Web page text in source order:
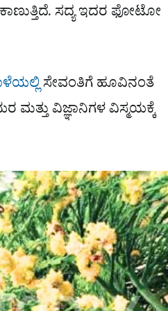
ಸದ್ಯ ಇದರ ಫೋಟೋ
ಸೇವಂತಿಗೆ ಹೂವಿನಂತೆ
ಮತ್ತು ವಿಜ್ಞಾನಿಗಳ ವಿಸ್ಮಯಕ್ಕೆ